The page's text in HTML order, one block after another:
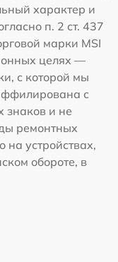
характер и
п. 2 ст. 437
марки MSI
целях —
с которой мы
с
знаков и не
ремонтных
на устройствах,
обороте, в